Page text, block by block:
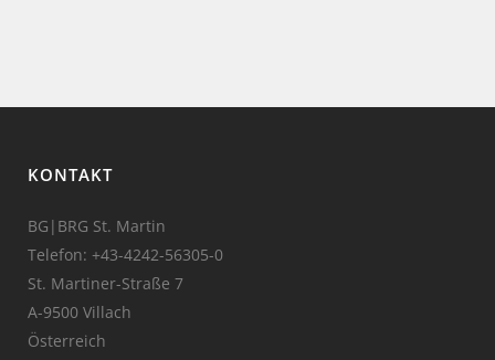
KONTAKT
BG|BRG St. Martin
Telefon: +43-4242-56305-0
St. Martiner-Straße 7
A-9500 Villach
Österreich